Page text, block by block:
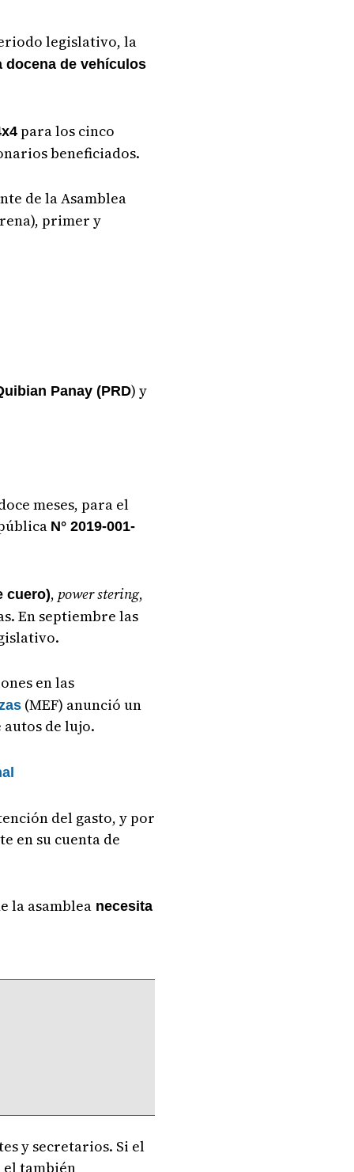
legislativo, la
docena de vehículos
para los cinco
beneficiados.
de la Asamblea
primer y
Panay (PRD) y
meses, para el
N° 2019-001-
cuero), power stering,
En septiembre las
en las
(MEF) anunció un
de lujo.
del gasto, y por
en su cuenta de
la asamblea necesita
y secretarios. Si el
el también